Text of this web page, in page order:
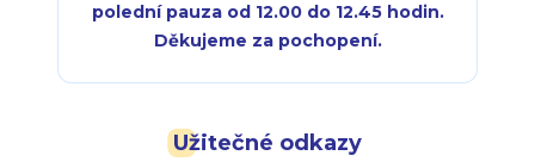
Užitečné odkazy
polední pauza od 12.00 do 12.45 hodin.
Děkujeme za pochopení.
Úterý:
Úterý: